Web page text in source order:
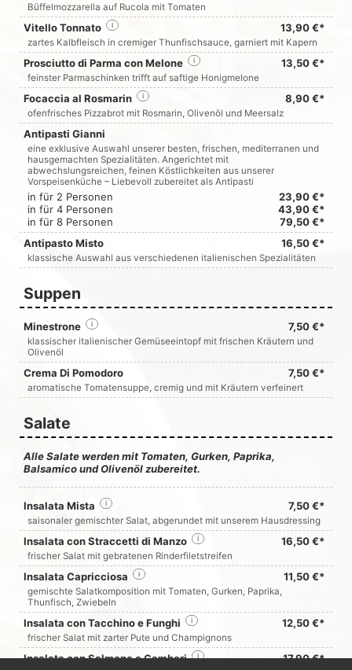
Büffelmozzarella auf Rucola mit Tomaten
Vitello Tonnato 13,90 €*
i
zartes Kalbfleisch in cremiger Thunfischsauce, garniert mit Kapern
Prosciutto di Parma con Melone 13,50 €*
i
feinster Parmaschinken trifft auf saftige Honigmelone
Focaccia al Rosmarin 8,90 €*
i
ofenfrisches Pizzabrot mit Rosmarin, Olivenöl und Meersalz
Antipasti Gianni
eine exklusive Auswahl unserer besten, frischen, mediterranen und
hausgemachten Spezialitäten. Angerichtet mit
abwechslungsreichen, feinen Köstlichkeiten aus unserer
Vorspeisenküche – Liebevoll zubereitet als Antipasti
in für 2 Personen
23,90 €*
in für 4 Personen
43,90 €*
in für 8 Personen
79,50 €*
Antipasto Misto
16,50 €*
klassische Auswahl aus verschiedenen italienischen Spezialitäten
Suppen
Minestrone 7,50 €*
i
klassischer italienischer Gemüseeintopf mit frischen Kräutern und
Olivenöl
Crema Di Pomodoro 7,50 €*
aromatische Tomatensuppe, cremig und mit Kräutern verfeinert
Salate
Alle Salate werden mit Tomaten, Gurken, Paprika,
Balsamico und Olivenöl zubereitet.
Insalata Mista 7,50 €*
i
saisonaler gemischter Salat, abgerundet mit unserem Hausdressing
Insalata con Straccetti di Manzo 16,50 €*
i
frischer Salat mit gebratenen Rinderfiletstreifen
Insalata Capricciosa 11,50 €*
i
gemischte Salatkomposition mit Tomaten, Gurken, Paprika,
Thunfisch, Zwiebeln
Insalata con Tacchino e Funghi 12,50 €*
i
frischer Salat mit zarter Pute und Champignons
Insalata con Salmone e Gamberi 17,90 €*
i